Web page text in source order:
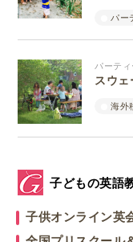
パー
パーティ
スウェ
海外
子どもの英語
子供オンライン英